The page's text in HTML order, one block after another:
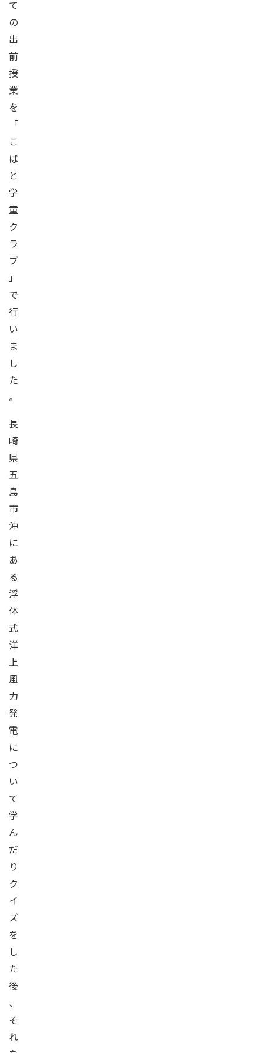
て
の
出
前
授
業
を
「
こ
ば
と
学
童
ク
ラ
ブ
」
で
行
い
ま
し
た
。
長
崎
県
五
島
市
沖
に
あ
る
浮
体
式
洋
上
風
力
発
電
に
つ
い
て
学
ん
だ
り
ク
イ
ズ
を
し
た
後
、
そ
れ